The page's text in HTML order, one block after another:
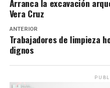
Arranca la excavación
Vera Cruz
ANTERIOR
Trabajadores de limpieza
dignos